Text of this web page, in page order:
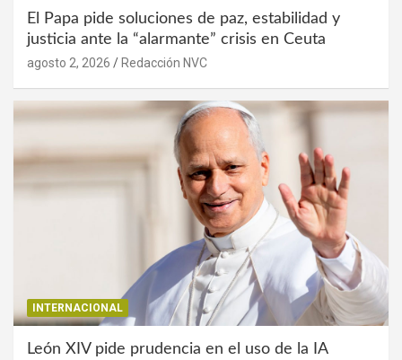
El Papa pide soluciones de paz, estabilidad y
justicia ante la “alarmante” crisis en Ceuta
agosto 2, 2026 Redacción NVC
INTERNACIONAL
León XIV pide prudencia en el uso de la IA